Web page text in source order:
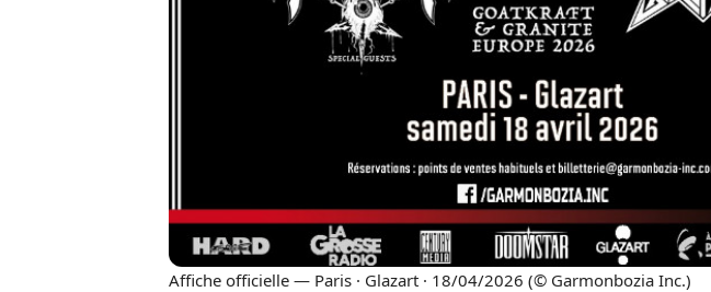
Affiche officielle — Paris · Glazart · 18/04/2026 (© Garmonbozia Inc.)